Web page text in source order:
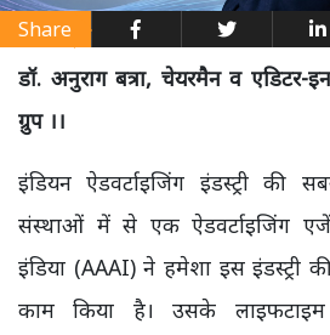
Share
डॉ. अनुराग बत्रा, चेयरमैन व एडिटर-
ग्रुप ।।
इंडियन ऐडवर्टाइजिंग इंडस्ट्री की
संस्थाओं में से एक ऐडवर्टाइजिंग
इंडिया (AAAI) ने हमेशा इस इंडस्ट्री
काम किया है। उसके